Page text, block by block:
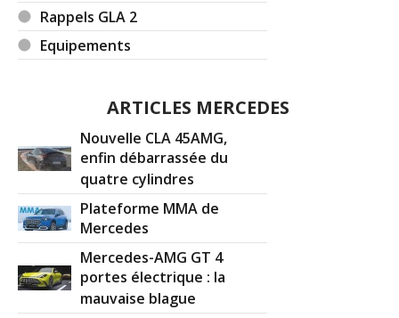
Rappels GLA 2
Equipements
ARTICLES MERCEDES
Nouvelle CLA 45AMG,
enfin débarrassée du
quatre cylindres
Plateforme MMA de
Mercedes
Mercedes-AMG GT 4
portes électrique : la
mauvaise blague